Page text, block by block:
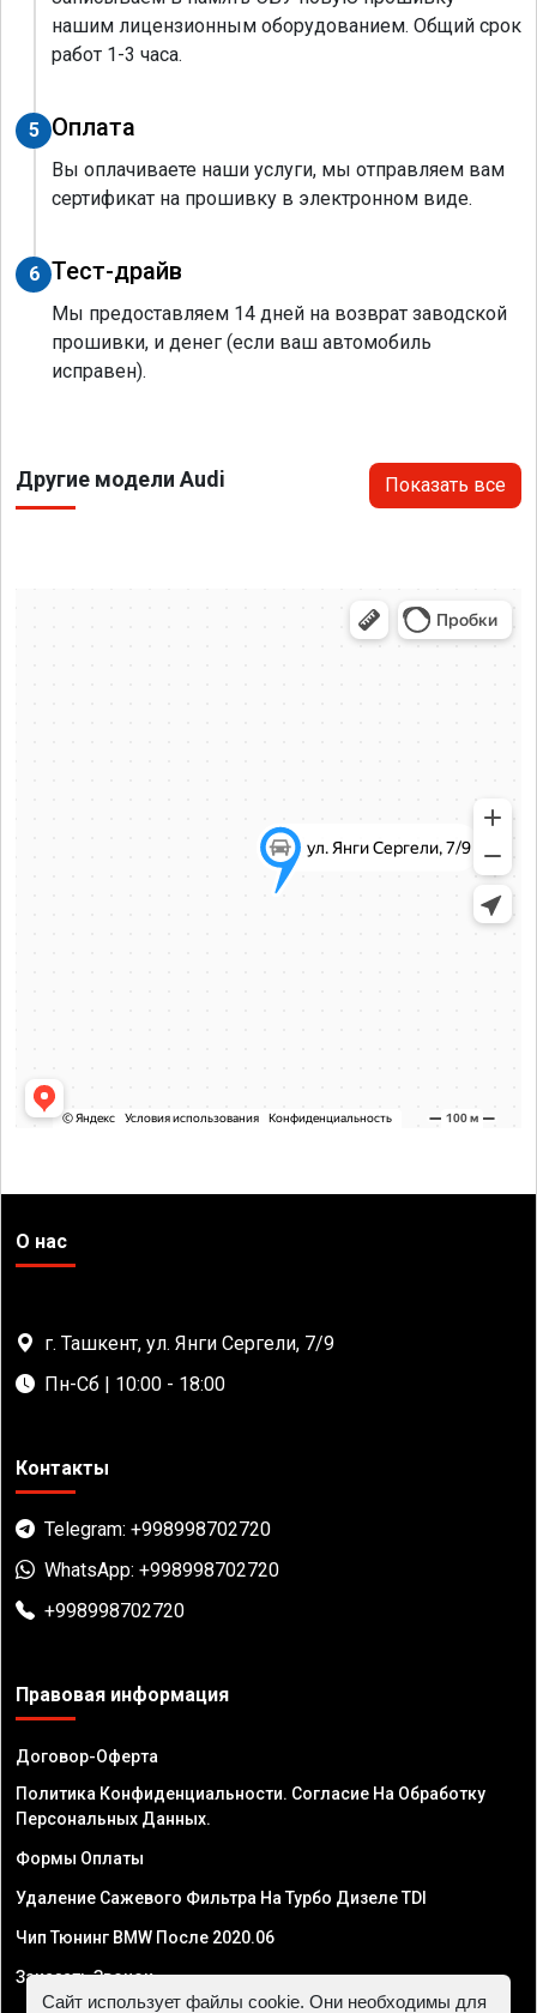
нашим лицензионным оборудованием. Общий срок
работ 1-3 часа.
5 Оплата
Вы оплачиваете наши услуги, мы отправляем вам
сертификат на прошивку в электронном виде.
6 Тест-драйв
Мы предоставляем 14 дней на возврат заводской
прошивки, и денег (если ваш автомобиль
исправен).
Другие модели Audi Показать все
О нас
г. Ташкент, ул. Янги Сергели, 7/9
Пн-Сб | 10:00 - 18:00
Контакты
Telegram: +998998702720
WhatsApp: +998998702720
+998998702720
Правовая информация
Договор-Оферта
Политика Конфиденциальности. Согласие На Обработку
Персональных Данных.
Формы Оплаты
Удаление Сажевого Фильтра На Турбо Дизеле TDI
Чип Тюнинг BMW После 2020.06
Заказать Звонок
Сайт использует файлы cookie. Они необходимы для